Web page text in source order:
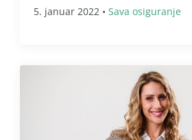
5. januar 2022 • Sava osiguranje